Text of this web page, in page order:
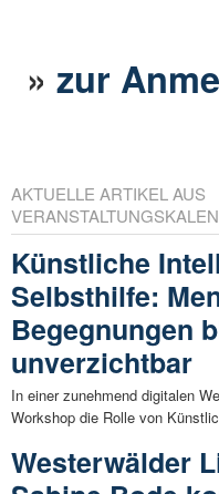
»zur
AKTUELLE ARTIKEL AUS
Künstliche
Selbsthilfe:
Begegnungen
unverzichtbar
In einer zunehmend digitalen
Workshop die Rolle von
Westerwälder